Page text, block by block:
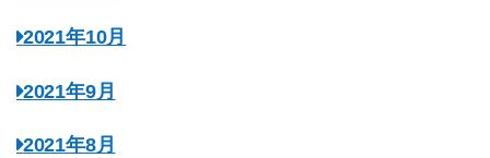
2021年10月
2021年9月
2021年8月